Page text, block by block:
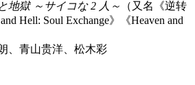
地獄 ～サイコな 2 人～
（又名《逆转
Hell: Soul Exchange》《Heaven and
、青山贵洋、松木彩